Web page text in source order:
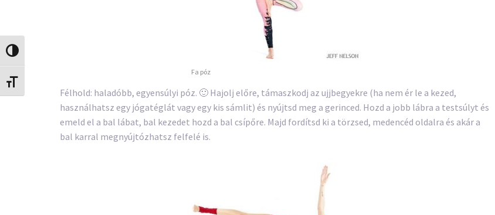
Nagy kontraszt váltása
Betűméret váltása
Fa póz
Félhold: haladóbb, egyensúlyi póz. 🙂 Hajolj előre, támaszkodj az ujjbegyekre (ha nem ér le a kezed,
használhatsz egy jógatéglát vagy egy kis sámlit) és nyújtsd meg a gerinced. Hozd a jobb lábra a testsúlyt és
emeld el a bal lábat, bal kezedet hozd a bal csípőre. Majd fordítsd ki a törzsed, medencéd oldalra és akár a
bal karral megnyújtózhatsz felfelé is.